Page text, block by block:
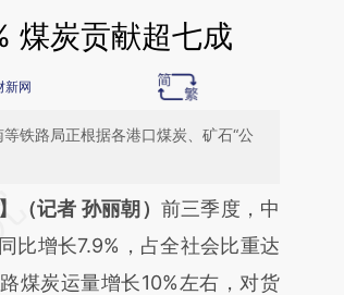
煤炭贡献超七成
新网
铁路局正根据各港口煤炭、矿石“公
头增加这段话：本文由第三方
财新文章
NGXhSVWO]
（记者 孙丽朝） 前三季度，中
比增长7.9%，占全社会比重达
煤炭运量增长10%左右，对货